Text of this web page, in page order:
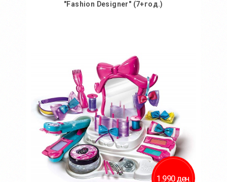
"Fashion Designer" (7+год.)
Додај во желби
Додај за споредба
1.990 ден.